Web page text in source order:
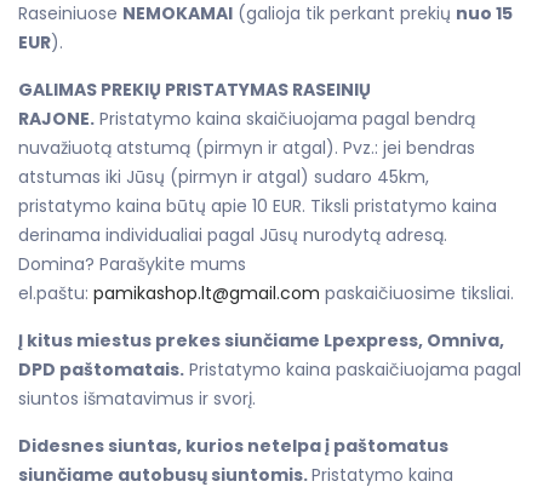
Raseiniuose NEMOKAMAI (galioja tik perkant prekių nuo 15
EUR).
GALIMAS PREKIŲ PRISTATYMAS RASEINIŲ
RAJONE. Pristatymo kaina skaičiuojama pagal bendrą
nuvažiuotą atstumą (pirmyn ir atgal). Pvz.: jei bendras
atstumas iki Jūsų (pirmyn ir atgal) sudaro 45km,
pristatymo kaina būtų apie 10 EUR. Tiksli pristatymo kaina
derinama individualiai pagal Jūsų nurodytą adresą.
Domina? Parašykite mums
el.paštu: pamikashop.lt@gmail.com paskaičiuosime tiksliai.
Į kitus miestus prekes siunčiame Lpexpress, Omniva,
DPD paštomatais. Pristatymo kaina paskaičiuojama pagal
siuntos išmatavimus ir svorį.
Didesnes siuntas, kurios netelpa į paštomatus
siunčiame autobusų siuntomis.Pristatymo kaina